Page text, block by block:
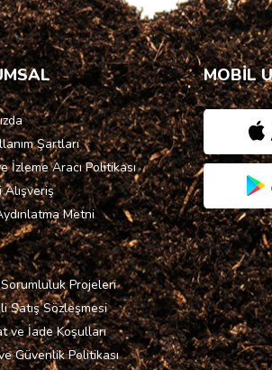
Şartları
İzleme Aracı Politikası
Alışveriş
Metni
Projeleri
Satış Sözleşmesi
ve İade Koşulları
Güvenlik Politikası
MOBİL